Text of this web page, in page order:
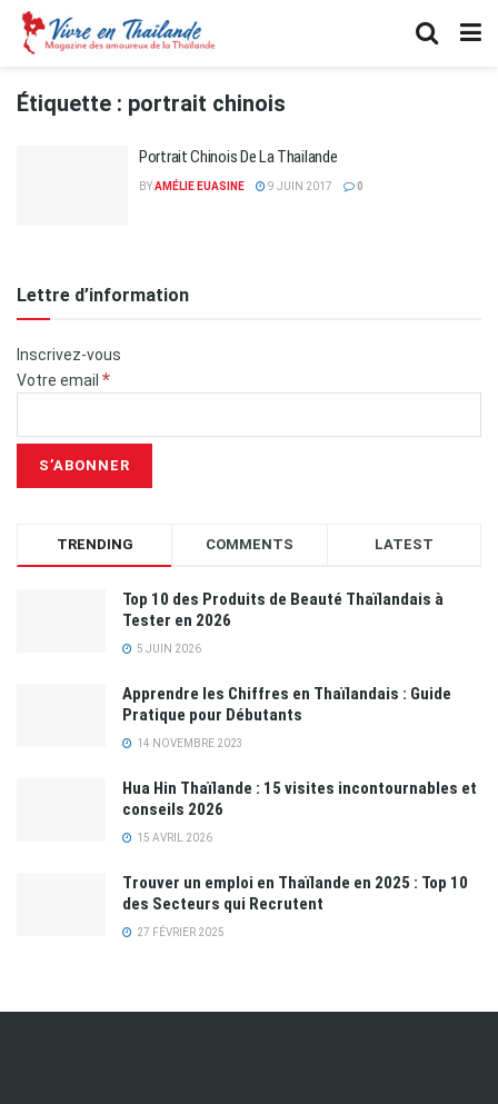
Étiquette : portrait chinois
Portrait Chinois De La Thailande
BYAMÉLIE EUASINE 9 JUIN 2017 0
Lettre d’information
Inscrivez-vous
Votre email *
TRENDING COMMENTS LATEST
Top 10 des Produits de Beauté Thaïlandais à
Tester en 2026
5 JUIN 2026
Apprendre les Chiffres en Thaïlandais : Guide
Pratique pour Débutants
14 NOVEMBRE 2023
Hua Hin Thaïlande : 15 visites incontournables et
conseils 2026
15 AVRIL 2026
Trouver un emploi en Thaïlande en 2025 : Top 10
des Secteurs qui Recrutent
27 FÉVRIER 2025